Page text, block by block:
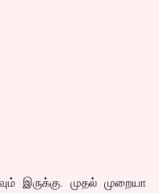
இருக்கு. முதல் முறையா